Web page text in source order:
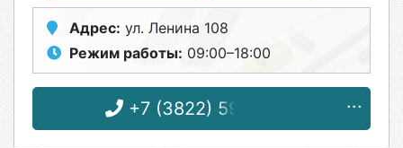
Адрес: ул. Ленина 108
Режим работы: 09:00–18:00
+7 (3822) 59-09-01